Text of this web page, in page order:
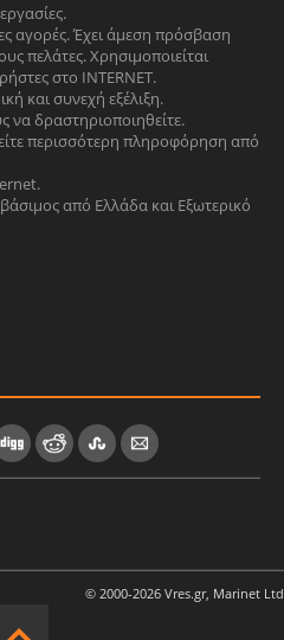
αγορές. Έχει άμεση πρόσβαση
πελάτες. Χρησιμοποιείται
στο INTERNET.
και συνεχή εξέλιξη.
να δραστηριοποιηθείτε.
περισσότερη πληροφόρηση από
από Ελλάδα και Εξωτερικό
© 2000-2026 Vres.gr, Marinet Ltd